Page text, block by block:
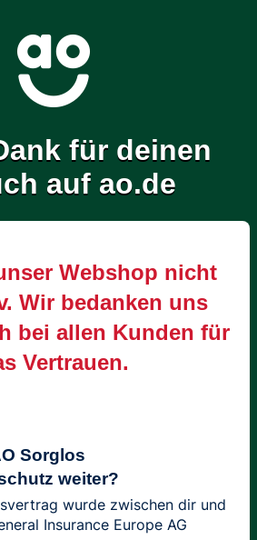
für deinen
auf ao.de
Webshop nicht
Wir bedanken uns
bei allen Kunden für
Vertrauen.
Sorglos
weiter?
wurde zwischen dir und
Insurance Europe AG